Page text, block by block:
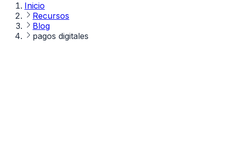
Inicio
Recursos
Blog
pagos digitales